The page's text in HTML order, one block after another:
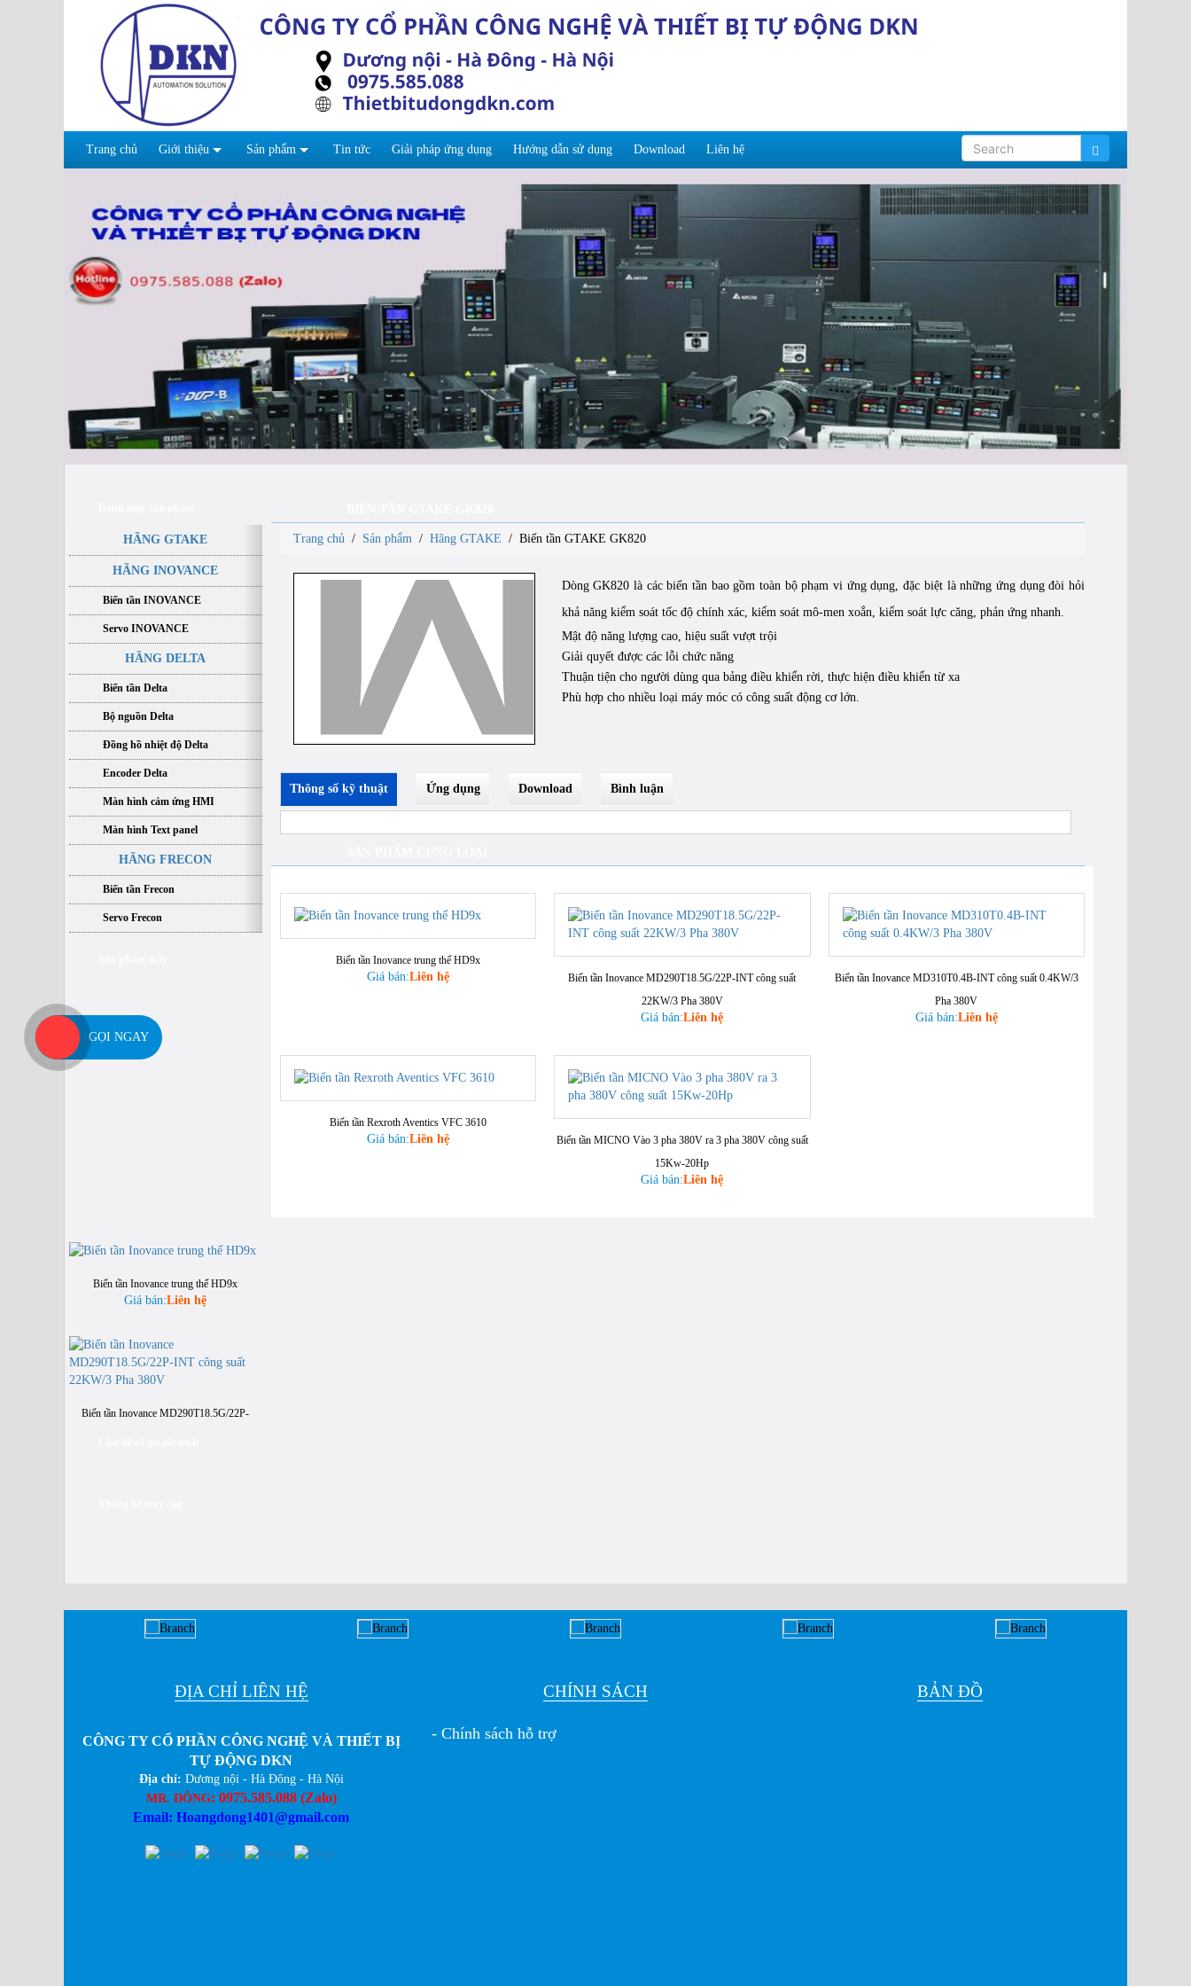
Trang chủ Giới thiệu Sản phẩm Tin tức Giải pháp ứng dụng Hướng dẫn sử dụng Download Liên hệ
HÃNG GTAKE
HÃNG INOVANCE
Biến tần INOVANCE
Servo INOVANCE
HÃNG DELTA
Biến tần Delta
Bộ nguồn Delta
Đồng hồ nhiệt độ Delta
Encoder Delta
Màn hình cảm ứng HMI
Màn hình Text panel
HÃNG FRECON
Biến tần Frecon
Servo Frecon
Giá bán:Liên hệ
INT công suất 22KW/3 Pha 380V
Biến tần MICNO Vào 3 pha 380V ra 3
pha 380V công suất 15Kw-20Hp
Giá bán:Liên hệ
Trang chủ/ Sản phẩm/ Hãng GTAKE / Biến tần GTAKE GK820
Dòng GK820 là các biến tần bao gồm toàn bộ phạm vi ứng dụng, đặc biệt là những ứng dụng đòi hỏi
khả năng kiểm soát tốc độ chính xác, kiểm soát mô-men xoắn, kiểm soát lực căng, phản ứng nhanh.
Mật độ năng lượng cao, hiệu suất vượt trội
Giải quyết được các lỗi chức năng
Thuận tiện cho người dùng qua bảng điều khiển rời, thực hiện điều khiển từ xa
Phù hợp cho nhiều loại máy móc có công suất động cơ lớn.
Thông số kỹ thuật Ứng dụng Download Bình luận
Biến tần Inovance trung thế HD9x
Giá bán:Liên hệ
Biến tần Inovance MD290T18.5G/22P-INT công suất
22KW/3 Pha 380V
Giá bán:Liên hệ
Biến tần Inovance MD310T0.4B-INT công suất 0.4KW/3
Pha 380V
Giá bán:Liên hệ
Biến tần Rexroth Aventics VFC 3610
Giá bán:Liên hệ
Biến tần MICNO Vào 3 pha 380V ra 3 pha 380V công suất
15Kw-20Hp
Giá bán:Liên hệ
ĐỊA CHỈ LIÊN HỆ
CÔNG TY CỔ PHẦN CÔNG NGHỆ VÀ THIẾT BỊ
TỰ ĐỘNG DKN
Địa chỉ: Dương nội - Hà Đông - Hà Nội
MR. ĐÔNG: 0975.585.088 (Zalo)
Email: Hoangdong1401@gmail.com
CHÍNH SÁCH
- Chính sách hỗ trợ
BẢN ĐỒ
GỌI NGAY